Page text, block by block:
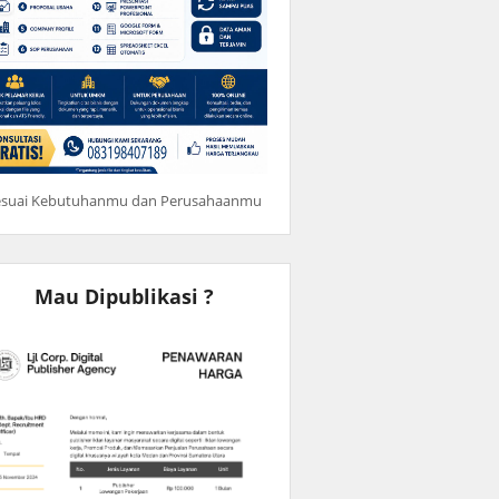
Kebutuhanmu dan Perusahaanmu
Mau Dipublikasi ?